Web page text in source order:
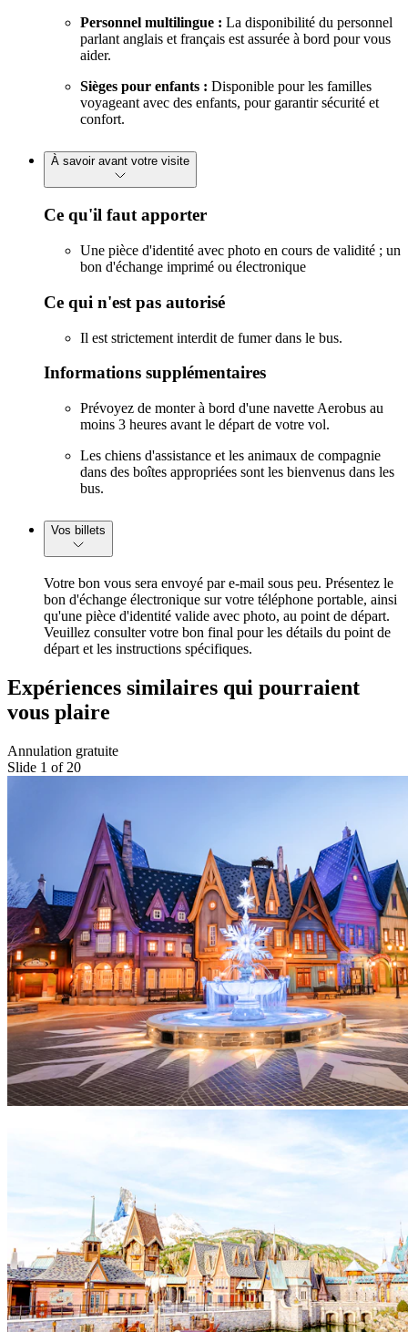
Personnel multilingue : La disponibilité du personnel
parlant anglais et français est assurée à bord pour vous
aider.
Sièges pour enfants : Disponible pour les familles
voyageant avec des enfants, pour garantir sécurité et
confort.
À savoir avant votre visite
Ce qu'il faut apporter
Une pièce d'identité avec photo en cours de validité ; un
bon d'échange imprimé ou électronique
Ce qui n'est pas autorisé
Il est strictement interdit de fumer dans le bus.
Informations supplémentaires
Prévoyez de monter à bord d'une navette Aerobus au
moins 3 heures avant le départ de votre vol.
Les chiens d'assistance et les animaux de compagnie
dans des boîtes appropriées sont les bienvenus dans les
bus.
Vos billets
Votre bon vous sera envoyé par e-mail sous peu. Présentez le
bon d'échange électronique sur votre téléphone portable, ainsi
qu'une pièce d'identité valide avec photo, au point de départ.
Veuillez consulter votre bon final pour les détails du point de
départ et les instructions spécifiques.
Expériences similaires qui pourraient
vous plaire
Annulation gratuite
Slide 1 of 20